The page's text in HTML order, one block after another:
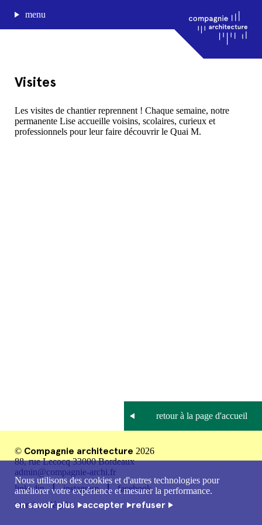
Nous utilisons des cookies et d'autres technologies pour
améliorer votre expérience et mesurer la performance.
en savoir plus accepter refuser
menu
journal de bord
projets
approche
Visites
Les visites de chantier reprennent ! Chaque semaine, notre
permanente Lise accueille voisins, scolaires, curieux et
professionnels pour leur faire découvrir le Quai M.
© Compagnie architecture 2026
88, rue Lecocq 33000 Bordeaux
admin@compagnie-archi.fr
linkedin
instagram
facebook
mentions légales